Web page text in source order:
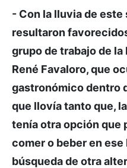
- Con la lluvia de este
resultaron
grupo de trabajo de
René Favaloro, que
gastronómico dentro
que llovía tanto que,
tenía otra opción que
comer o beber en
búsqueda de otra